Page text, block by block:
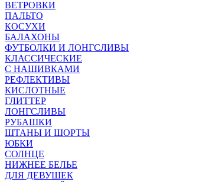
ВЕТРОВКИ
ПАЛЬТО
КОСУХИ
БАЛАХОНЫ
ФУТБОЛКИ И ЛОНГСЛИВЫ
КЛАССИЧЕСКИЕ
С НАШИВКАМИ
РЕФЛЕКТИВЫ
КИСЛОТНЫЕ
ГЛИТТЕР
ЛОНГСЛИВЫ
РУБАШКИ
ШТАНЫ И ШОРТЫ
ЮБКИ
СОЛНЦЕ
НИЖНЕЕ БЕЛЬЕ
ДЛЯ ДЕВУШЕК